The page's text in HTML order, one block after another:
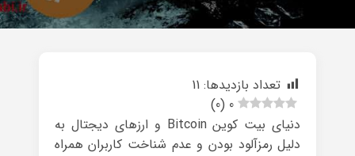
تعداد بازدیدها: 11
0
(
0
)
دنیای بیت کوین Bitcoin و ارزهای دیجتال به
دلیل رمزآلود بودن و عدم شناخت کاربران همراه